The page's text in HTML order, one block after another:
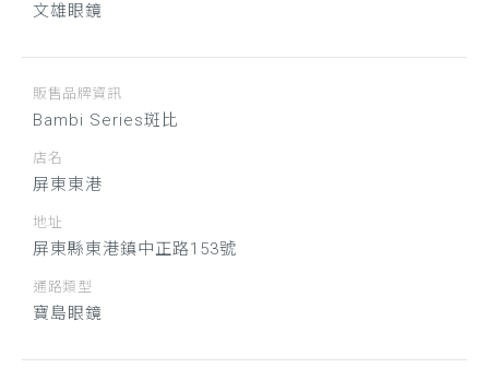
文雄眼鏡
販售品牌資訊
Bambi Series斑比
店名
屏東東港
地址
屏東縣東港鎮中正路153號
通路類型
寶島眼鏡